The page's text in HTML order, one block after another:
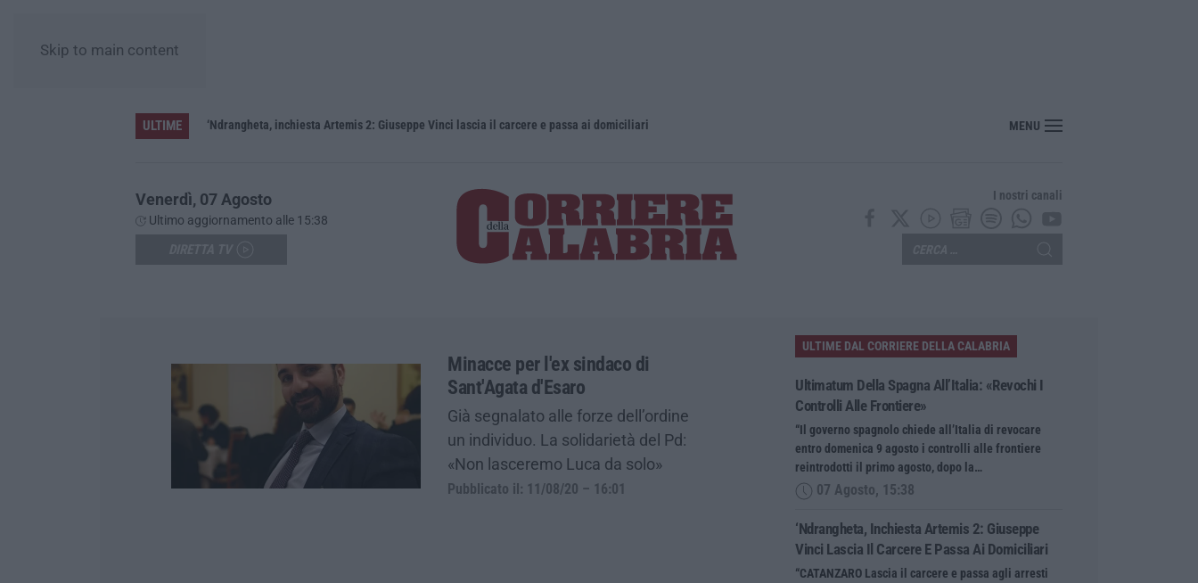
Skip to main content
ULTIME ‘Ndrangheta, inchiesta Artemis 2: Giuseppe Vinci lascia il carcere e passa ai domiciliari MENU
Venerdì, 07 Agosto
Ultimo aggiornamento alle 15:38
I nostri canali
Minacce per l'ex sindaco di
Sant'Agata d'Esaro
Già segnalato alle forze dell’ordine
un individuo. La solidarietà del Pd:
«Non lasceremo Luca da solo»
Pubblicato il: 11/08/20 – 16:01
ULTIME DAL CORRIERE DELLA CALABRIA
Ultimatum Della Spagna All’Italia: «Revochi I
Controlli Alle Frontiere»
“Il governo spagnolo chiede all’Italia di revocare
entro domenica 9 agosto i controlli alle frontiere
reintrodotti il primo agosto, dopo la…
07 Agosto, 15:38
‘Ndrangheta, Inchiesta Artemis 2: Giuseppe
Vinci Lascia Il Carcere E Passa Ai Domiciliari
“CATANZARO Lascia il carcere e passa agli arresti